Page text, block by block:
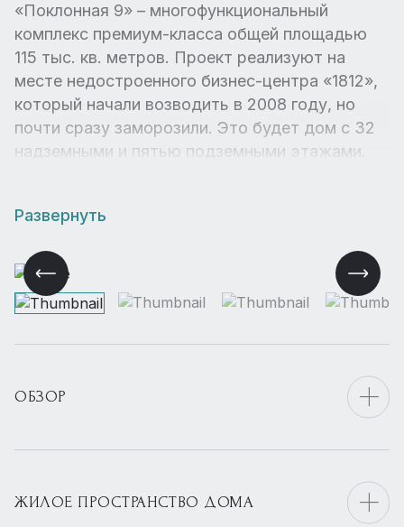
«Поклонная 9» – многофункциональный
комплекс премиум-класса общей площадью
115 тыс. кв. метров. Проект реализуют на
месте недостроенного бизнес-центра «1812»,
который начали возводить в 2008 году, но
почти сразу заморозили. Это будет дом с 32
надземными и пятью подземными этажами.
Развернуть
ОБЗОР
ЖИЛОЕ ПРОСТРАНСТВО ДОМА